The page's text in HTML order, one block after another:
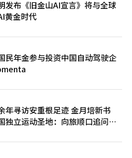
护与产业竞争力
终来自有竞争力的企业。企业倒闭，
之，劳动不受尊重的企业也无法持
法院阻止下仍坚持罢
企业也不能仅凭法律逻辑放任冲突。
争，韩国产业没有时间被内部冲突拖
发布《旧金山AI宣言》将与全球
黄金时代
民年金参与投资中国自动驾驶企
年寻访安重根足迹 金月培新书
独立运动圣地：向旅顺口追问历